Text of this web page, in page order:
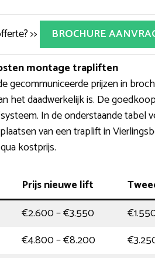
>>
BROCHURE
montage trapliften
gecommuniceerde prijzen in
het daadwerkelijk is. De
In de onderstaande tabel
van een traplift in
kostprijs.
Prijs nieuwe lift
€2.600 – €3.550
€4.800 – €8.200